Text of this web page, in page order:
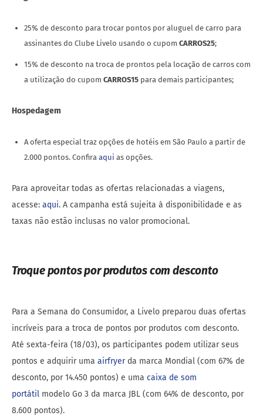
25% de desconto para trocar pontos por aluguel de carro para
assinantes do Clube Livelo usando o cupom CARROS25;
15% de desconto na troca de prontos pela locação de carros com
a utilização do cupom CARROS15 para demais participantes;
Hospedagem
A oferta especial traz opções de hotéis em São Paulo a partir de
2.000 pontos. Confira aqui as opções.
Para aproveitar todas as ofertas relacionadas a viagens,
acesse: aqui. A campanha está sujeita à disponibilidade e as
taxas não estão inclusas no valor promocional.
Troque pontos por produtos com desconto
Para a Semana do Consumidor, a Livelo preparou duas ofertas
incríveis para a troca de pontos por produtos com desconto.
Até sexta-feira (18/03), os participantes podem utilizar seus
pontos e adquirir uma airfryerda marca Mondial (com 67% de
desconto, por 14.450 pontos) e uma caixa de som
portátil modelo Go 3 da marca JBL (com 64% de desconto, por
8.600 pontos).